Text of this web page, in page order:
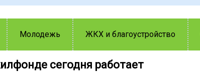
Молодежь ЖКХ и благоустройство
сегодня работает